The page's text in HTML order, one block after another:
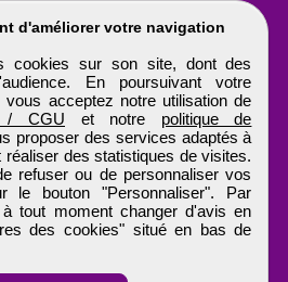
d'améliorer votre navigation
cookies sur son site, dont des
En poursuivant votre
acceptez notre utilisation de
/ CGU et notre politique de
proposer des services adaptés à
des statistiques de visites.
refuser ou de personnaliser vos
le bouton "Personnaliser". Par
tout moment changer d'avis en
des cookies" situé en bas de